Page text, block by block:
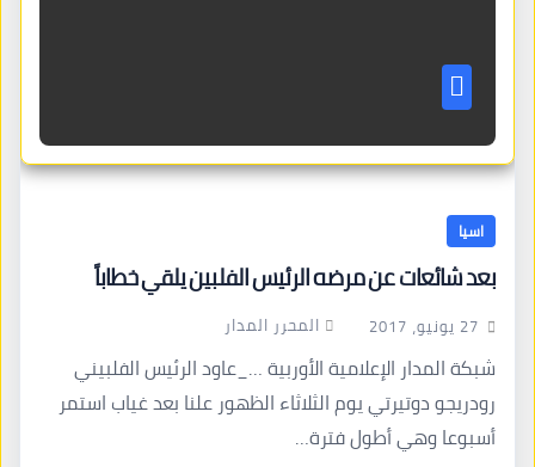
اسيا
بعد شائعات عن مرضه الرئيس الفلبين يلقي خطاباً
27 يونيو، 2017 المحرر المدار
شبكة المدار الإعلامية الأوربية …_عاود الرئيس الفلبيني
رودريجو دوتيرتي يوم الثلاثاء الظهور علنا بعد غياب استمر
أسبوعا وهي أطول فترة…